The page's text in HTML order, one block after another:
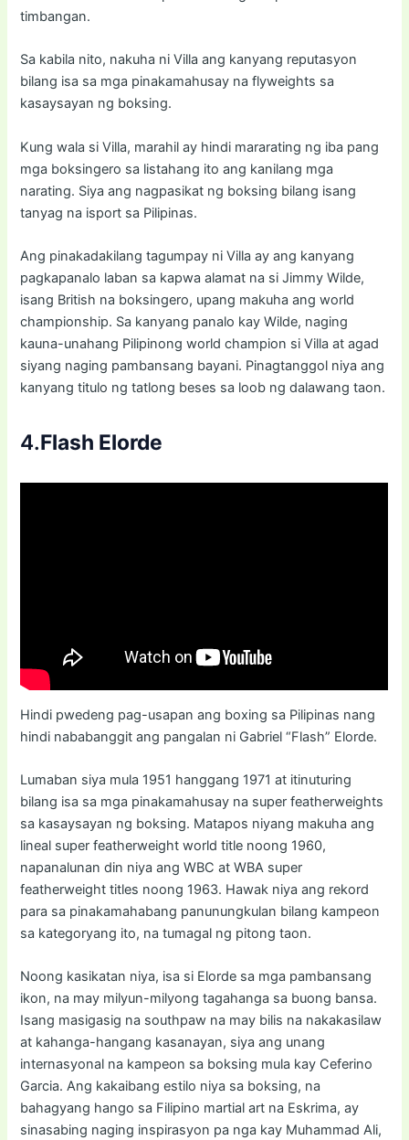
timbangan.
Sa kabila nito, nakuha ni Villa ang kanyang reputasyon
bilang isa sa mga pinakamahusay na flyweights sa
kasaysayan ng boksing.
Kung wala si Villa, marahil ay hindi mararating ng iba pang
mga boksingero sa listahang ito ang kanilang mga
narating. Siya ang nagpasikat ng boksing bilang isang
tanyag na isport sa Pilipinas.
Ang pinakadakilang tagumpay ni Villa ay ang kanyang
pagkapanalo laban sa kapwa alamat na si Jimmy Wilde,
isang British na boksingero, upang makuha ang world
championship. Sa kanyang panalo kay Wilde, naging
kauna-unahang Pilipinong world champion si Villa at agad
siyang naging pambansang bayani. Pinagtanggol niya ang
kanyang titulo ng tatlong beses sa loob ng dalawang taon.
4.Flash Elorde
Hindi pwedeng pag-usapan ang boxing sa Pilipinas nang
hindi nababanggit ang pangalan ni Gabriel “Flash” Elorde.
Lumaban siya mula 1951 hanggang 1971 at itinuturing
bilang isa sa mga pinakamahusay na super featherweights
sa kasaysayan ng boksing. Matapos niyang makuha ang
lineal super featherweight world title noong 1960,
napanalunan din niya ang WBC at WBA super
featherweight titles noong 1963. Hawak niya ang rekord
para sa pinakamahabang panunungkulan bilang kampeon
sa kategoryang ito, na tumagal ng pitong taon.
Noong kasikatan niya, isa si Elorde sa mga pambansang
ikon, na may milyun-milyong tagahanga sa buong bansa.
Isang masigasig na southpaw na may bilis na nakakasilaw
at kahanga-hangang kasanayan, siya ang unang
internasyonal na kampeon sa boksing mula kay Ceferino
Garcia. Ang kakaibang estilo niya sa boksing, na
bahagyang hango sa Filipino martial art na Eskrima, ay
sinasabing naging inspirasyon pa nga kay Muhammad Ali,